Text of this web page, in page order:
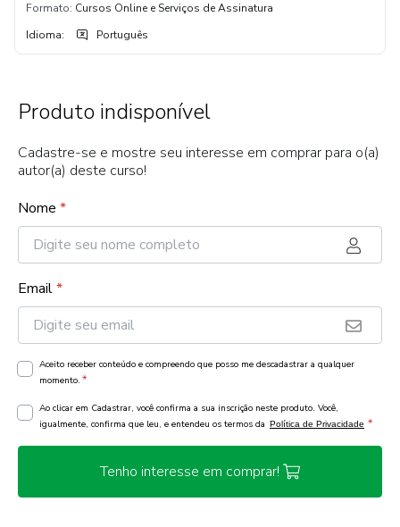
Formato: Cursos Online e Serviços de Assinatura
Idioma: Português
Produto indisponível
Cadastre-se e mostre seu interesse em comprar para o(a)
autor(a) deste curso!
Nome *
Email*
Aceito receber conteúdo e compreendo que posso me descadastrar a qualquer
momento. *
Ao clicar em Cadastrar, você confirma a sua inscrição neste produto. Você,
igualmente, confirma que leu, e entendeu os termos da Política de Privacidade *
Tenho interesse em comprar!